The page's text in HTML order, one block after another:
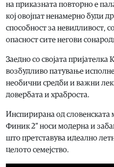
на приказната повторно е
кој овојпат ненамерно буди
способност за невидливост,
опасност сите негови
Заедно со својата
возбудливо патување
необични средби и важни
довербата и храброста.
Инспирирана од словенската
Финик 2“ носи модерна и
што претставува идеално
целото семејство.